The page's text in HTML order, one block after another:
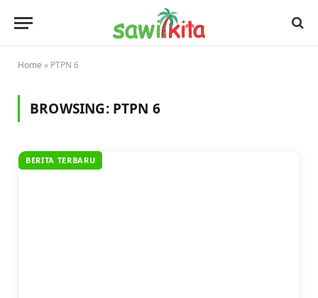
Home » PTPN 6
BROWSING: PTPN 6
BERITA TERBARU